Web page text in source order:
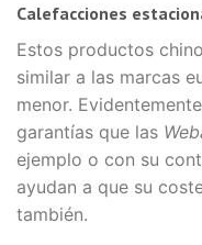
Calefacciones
Estos productos
similar a las marcas
menor.
garantías que las
ejemplo o con su
ayudan a que su
también.